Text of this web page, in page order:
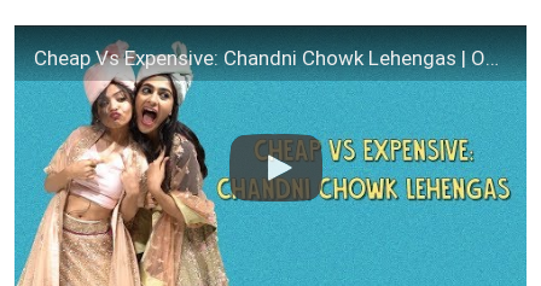
Cheap Vs Expensive: Chandni Chowk Lehengas | Ok Tested